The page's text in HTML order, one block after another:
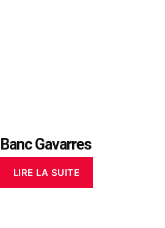
Banc Gavarres
LIRE LA SUITE